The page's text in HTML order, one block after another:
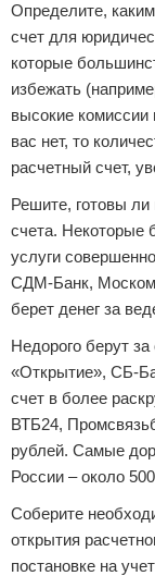
Определите,
счет для
которые
избежать
высокие комиссии
вас нет, то
расчетный счет,
Решите, готовы ли
счета. Некоторые
услуги
СДМ-Банк,
берет денег за
Недорого берут
«Открытие», СБ-
счет в более
ВТБ24,
рублей. Самые
России – около
Соберите
открытия
постановке на